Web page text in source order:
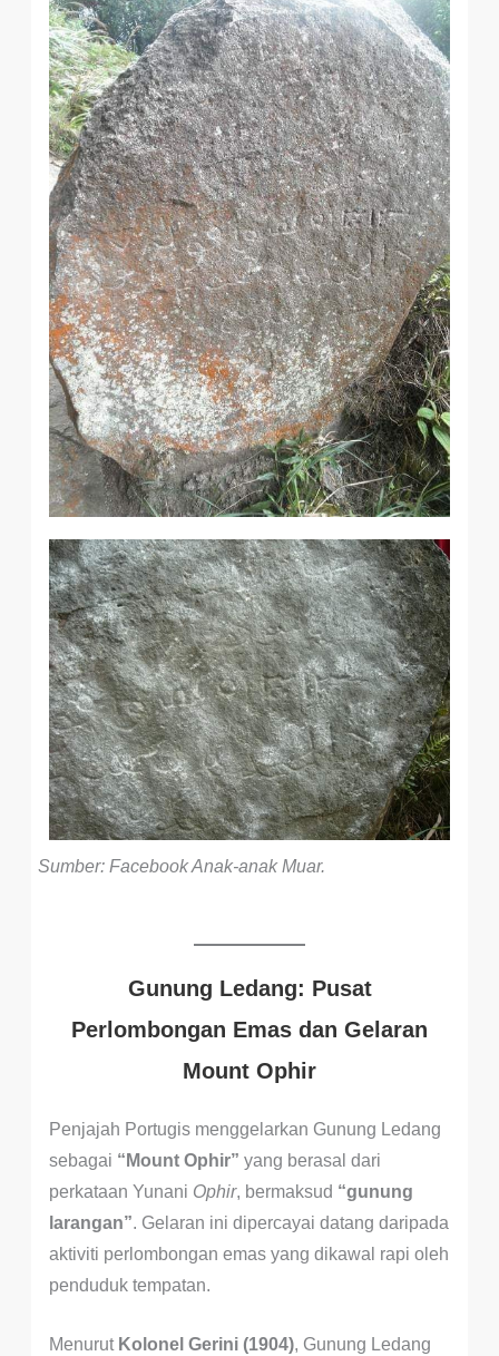
Sumber: Facebook Anak-anak Muar.
Gunung Ledang: Pusat
Perlombongan Emas dan Gelaran
Mount Ophir
Penjajah Portugis menggelarkan Gunung Ledang
sebagai “Mount Ophir” yang berasal dari
perkataan Yunani Ophir, bermaksud “gunung
larangan”. Gelaran ini dipercayai datang daripada
aktiviti perlombongan emas yang dikawal rapi oleh
penduduk tempatan.
Menurut Kolonel Gerini (1904), Gunung Ledang